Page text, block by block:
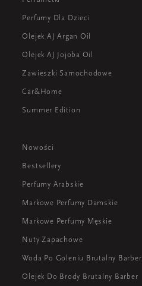
Perfumy Dla Dzieci
Olejek AJ Argan Oil
Olejek AJ Jojoba Oil
Zawieszki Samochodowe
Car&Home
Summer Edition
Nowości
Bestsellery
Perfumy Arabskie
Markowe Perfumy Damskie
Markowe Perfumy Męskie
Nuty Zapachowe
Woda Po Goleniu Brutalny Barber
Olejek Do Brody Brutalny Barber